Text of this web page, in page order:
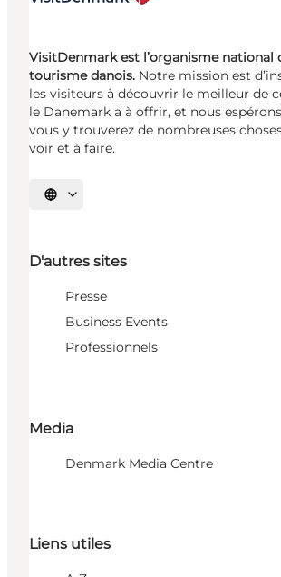
VisitDenmark est l’organisme national
tourisme danois. Notre mission est
les visiteurs à découvrir le meilleur de
le Danemark a à offrir, et nous
vous y trouverez de nombreuses
voir et à faire.
Choisissez la langue
D'autres sites
Presse
Business Events
Professionnels
Media
Denmark Media Centre
Liens utiles